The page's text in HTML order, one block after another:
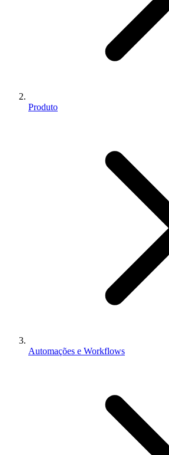
Produto
Automações e Workflows